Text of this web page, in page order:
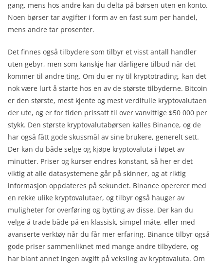
gang, mens hos andre kan du delta på børsen uten en konto.
Noen børser tar avgifter i form av en fast sum per handel,
mens andre tar prosenter.
Det finnes også tilbydere som tilbyr et visst antall handler
uten gebyr, men som kanskje har dårligere tilbud når det
kommer til andre ting. Om du er ny til kryptotrading, kan det
nok være lurt å starte hos en av de største tilbyderne. Bitcoin
er den største, mest kjente og mest verdifulle kryptovalutaen
der ute, og er for tiden prissatt til over vanvittige $50 000 per
stykk. Den største kryptovalutabørsen kalles Binance, og de
har også fått gode skussmål av sine brukere, generelt sett.
Der kan du både selge og kjøpe kryptovaluta i løpet av
minutter. Priser og kurser endres konstant, så her er det
viktig at alle datasystemene går på skinner, og at riktig
informasjon oppdateres på sekundet. Binance opererer med
en rekke ulike kryptovalutaer, og tilbyr også hauger av
muligheter for overføring og bytting av disse. Der kan du
velge å trade både på en klassisk, simpel måte, eller med
avanserte verktøy når du får mer erfaring. Binance tilbyr også
gode priser sammenliknet med mange andre tilbydere, og
har blant annet ingen avgift på veksling av kryptovaluta. Om